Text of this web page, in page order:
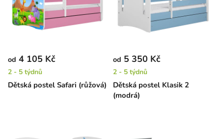
Dětská postel Safari (růžová)
od 4 105 Kč
2 - 5 týdnů
Dětská postel Klasik 2
(modrá)
od 5 350 Kč
2 - 5 týdnů